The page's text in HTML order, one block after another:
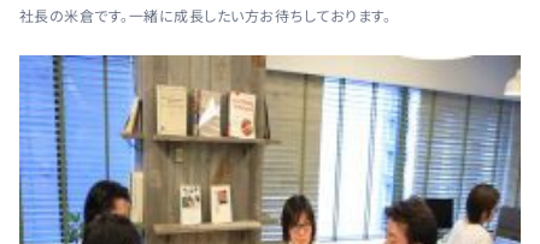
社長の米倉です。一緒に成長したい方お待ちしております。